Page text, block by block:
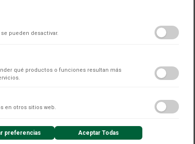
pueden desactivar.
qué productos o funciones resultan más
nos permite analizar el rendimiento de nuestro contenido y las interacciones de
en otros sitios web.
preferencias Aceptar Todas